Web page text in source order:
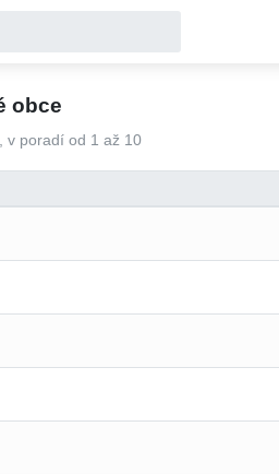
obce
v poradí od 1 až 10